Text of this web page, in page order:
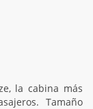
la cabina más
Tamaño